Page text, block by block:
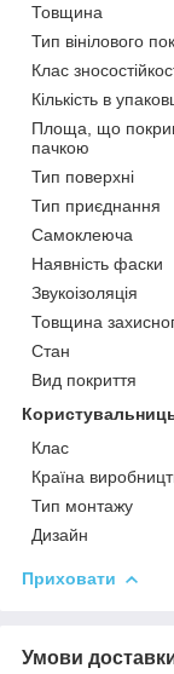
Товщина
Тип вінілового
Клас
Кількість в
Площа, що
пачкою
Тип поверхні
Тип приєднання
Самоклеюча
Наявність фаски
Звукоізоляція
Товщина
Стан
Вид покриття
Клас
Країна
Тип монтажу
Дизайн
Приховати
Умови